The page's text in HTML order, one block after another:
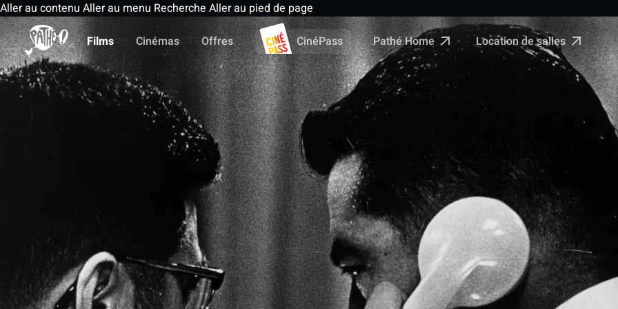
Aller au contenu Aller au menu Recherche Aller au pied de page
Films
Cinémas Offres CinéPass Pathé Home Location de salles